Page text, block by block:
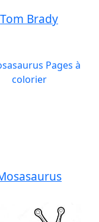
Tom Brady